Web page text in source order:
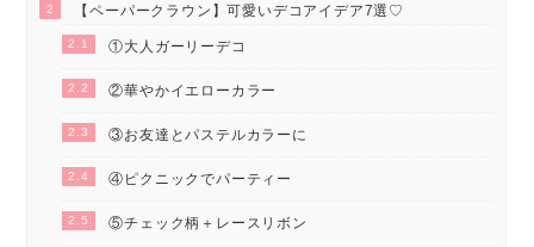
2 【ペーパークラウン】可愛いデコアイデア7選♡
2.1 ①大人ガーリーデコ
2.2 ②華やかイエローカラー
2.3 ③お友達とパステルカラーに
2.4 ④ピクニックでパーティー
2.5 ⑤チェック柄＋レースリボン